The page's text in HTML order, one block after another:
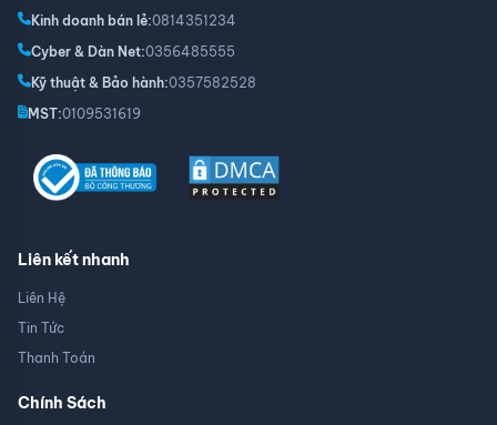
Kinh doanh bán lẻ:0814351234
Cyber & Dàn Net:0356485555
Kỹ thuật & Bảo hành:0357582528
MST:0109531619
Liên kết nhanh
Liên Hệ
Tin Tức
Thanh Toán
Chính Sách